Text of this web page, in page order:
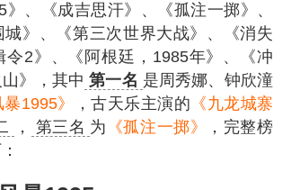
》、《成吉思汗》、《孤注一掷》、
城》、《第三次世界大战》、《消失
令2》、《阿根廷，1985年》、《冲
》，其中 第一名 是周秀娜、钟欣潼
暴1995》 ，古天乐主演的 《九龙城寨
， 第三名 为 《孤注一掷》
，完整榜